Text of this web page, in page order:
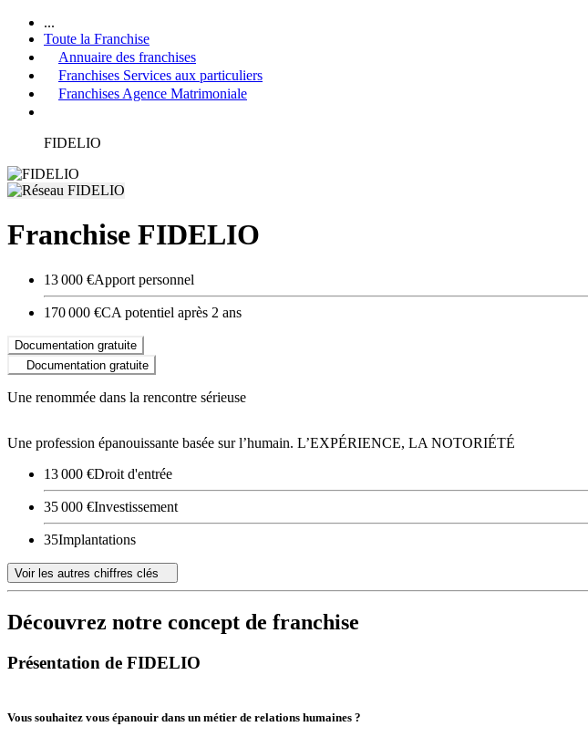
...
Toute la Franchise
Annuaire des franchises
Franchises Services aux particuliers
Franchises Agence Matrimoniale
FIDELIO
Franchise FIDELIO
13 000 €Apport personnel
170 000 €CA potentiel après 2 ans
Documentation gratuite
Documentation gratuite
Une renommée dans la rencontre sérieuse
Une profession épanouissante basée sur l’humain. L’EXPÉRIENCE, LA NOTORIÉTÉ
13 000 €Droit d'entrée
35 000 €Investissement
35Implantations
Voir les autres chiffres clés
Découvrez notre concept de franchise
Présentation de FIDELIO
Vous souhaitez vous épanouir dans un métier de relations humaines ?